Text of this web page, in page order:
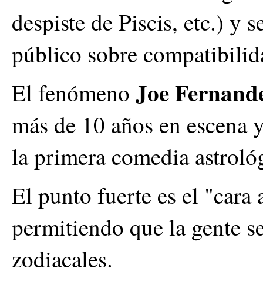
despiste de Piscis, etc.) y
público sobre
El fenómeno Joe
más de 10 años en
la primera comedia
El punto fuerte es el "cara
permitiendo que la gente
zodiacales.